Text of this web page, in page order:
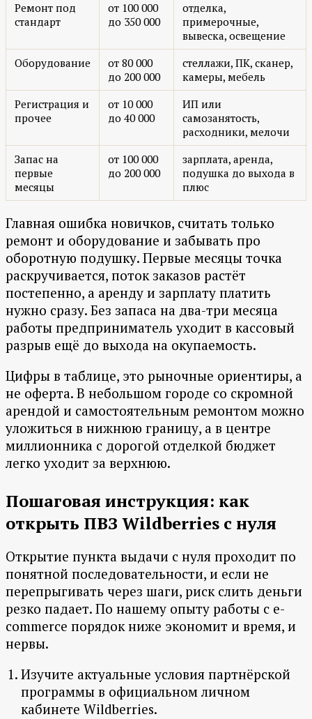
Ремонт под
стандарт
от 100 000
до 350 000
отделка,
примерочные,
вывеска, освещение
Оборудование
от 80 000
до 200 000
стеллажи, ПК, сканер,
камеры, мебель
Регистрация и
прочее
от 10 000
до 40 000
ИП или
самозанятость,
расходники, мелочи
Запас на
первые
месяцы
от 100 000
до 200 000
зарплата, аренда,
подушка до выхода в
плюс
Главная ошибка новичков, считать только
ремонт и оборудование и забывать про
оборотную подушку. Первые месяцы точка
раскручивается, поток заказов растёт
постепенно, а аренду и зарплату платить
нужно сразу. Без запаса на два-три месяца
работы предприниматель уходит в кассовый
разрыв ещё до выхода на окупаемость.
Цифры в таблице, это рыночные ориентиры, а
не оферта. В небольшом городе со скромной
арендой и самостоятельным ремонтом можно
уложиться в нижнюю границу, а в центре
миллионника с дорогой отделкой бюджет
легко уходит за верхнюю.
Пошаговая инструкция: как
открыть ПВЗ Wildberries с нуля
Открытие пункта выдачи с нуля проходит по
понятной последовательности, и если не
перепрыгивать через шаги, риск слить деньги
резко падает. По нашему опыту работы с e-
commerce порядок ниже экономит и время, и
нервы.
Изучите актуальные условия партнёрской
программы в официальном личном
кабинете Wildberries.